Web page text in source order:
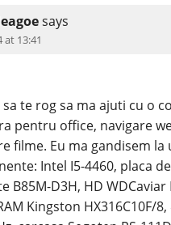
says
at 13:41
sa te rog sa ma ajuti cu o
pentru office, navigare
filme. Eu ma gandisem
Intel I5-4460, placa
B85M-D3H, HD WDCaviar
Kingston HX316C10F/8,